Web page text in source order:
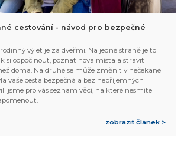
cestování - návod pro bezpečné
výlet je za dveřmi. Na jedné straně je to
si odpočinout, poznat nová místa a strávit
doma. Na druhé se může změnit v nečekané
vaše cesta bezpečná a bez nepříjemných
jsme pro vás seznam věcí, na které nesmíte
zobrazit článek >